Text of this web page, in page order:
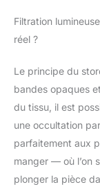
Filtration
réel ?
Le principe du
bandes opaques
du tissu, il est
une occultation
parfaitement aux
manger — où l’on
plonger la pièce